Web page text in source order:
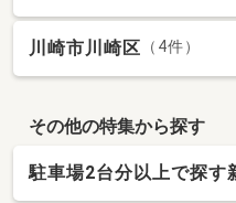
川崎市川崎区 （4件）
その他の特集から探す
駐車場2台分以上で探す